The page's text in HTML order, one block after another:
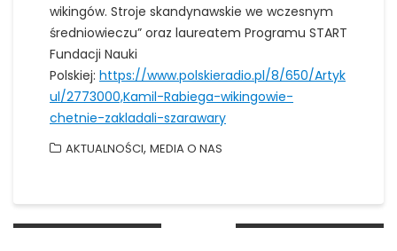
wikingów. Stroje skandynawskie we wczesnym
średniowieczu” oraz laureatem Programu START
Fundacji Nauki
Polskiej: https://www.polskieradio.pl/8/650/Artyk
ul/2773000,Kamil-Rabiega-wikingowie-
chetnie-zakladali-szarawary
AKTUALNOŚCI, MEDIA O NAS
Nawigacja